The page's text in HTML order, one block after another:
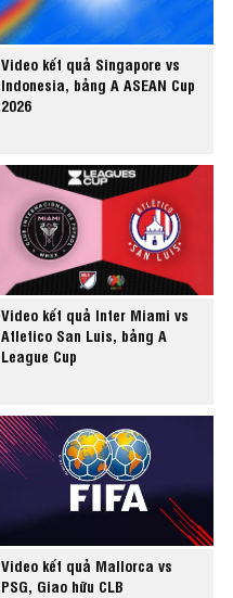
Video kết quả Singapore vs
Indonesia, bảng A ASEAN Cup
2026
Video kết quả Inter Miami vs
Atletico San Luis, bảng A
League Cup
Video kết quả Mallorca vs
PSG, Giao hữu CLB